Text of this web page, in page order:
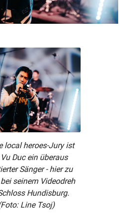
local heroes-Jury ist
Duc ein überaus
Sänger - hier zu
seinem Videodreh
Hundisburg.
Line Tsoj)